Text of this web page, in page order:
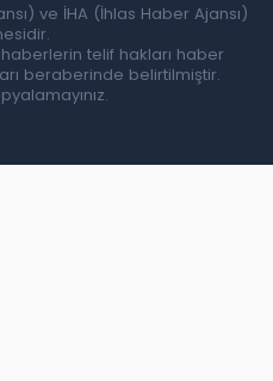
ve İHA (İhlas Haber Ajansı)
telif hakları haber
beraberinde belirtilmiştir.